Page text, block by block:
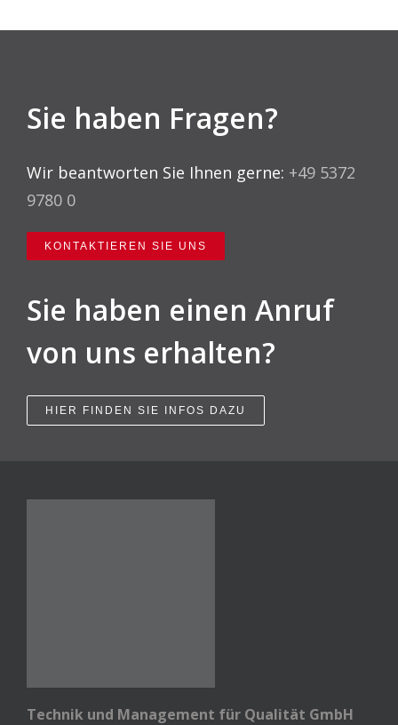
Sie haben Fragen?
Wir beantworten Sie Ihnen gerne: +49 5372
9780 0
KONTAKTIEREN SIE UNS
Sie haben einen Anruf
von uns erhalten?
HIER FINDEN SIE INFOS DAZU
Technik und Management für Qualität GmbH